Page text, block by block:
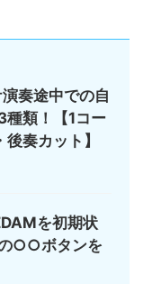
奏途中での自
種類！【1コー
奏カット】
を初期状
○○ボタンを